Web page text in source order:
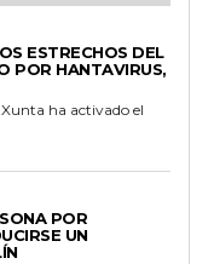
ESTRECHOS DEL
POR HANTAVIRUS,
ha activado el
POR
UN